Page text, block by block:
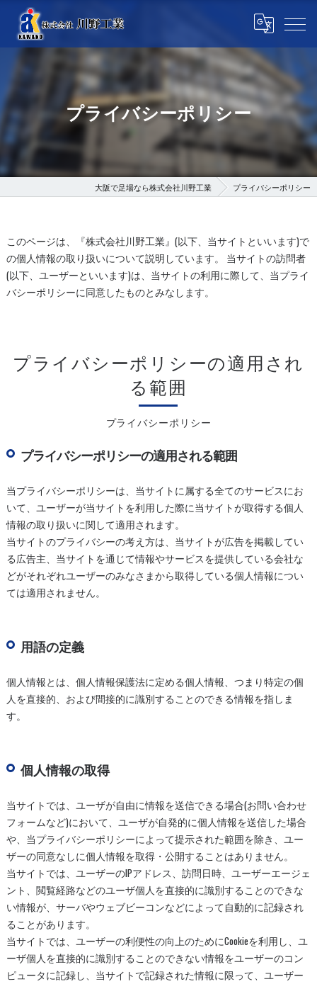
プライバシーポリシー
大阪で足場なら株式会社川野工業 プライバシーポリシー
このページは、『株式会社川野工業』(以下、当サイトといいます)で
の個人情報の取り扱いについて説明しています。 当サイトの訪問者
(以下、ユーザーといいます)は、当サイトの利用に際して、当プライ
バシーポリシーに同意したものとみなします。
プライバシーポリシー
プライバシーポリシーの適用され
る範囲
プライバシーポリシーの適用される範囲
当プライバシーポリシーは、当サイトに属する全てのサービスにお
いて、ユーザーが当サイトを利用した際に当サイトが取得する個人
情報の取り扱いに関して適用されます。
当サイトのプライバシーの考え方は、当サイトが広告を掲載してい
る広告主、当サイトを通じて情報やサービスを提供している会社な
どがそれぞれユーザーのみなさまから取得している個人情報につい
ては適用されません。
用語の定義
個人情報とは、個人情報保護法に定める個人情報、つまり特定の個
人を直接的、および間接的に識別することのできる情報を指しま
す。
個人情報の取得
当サイトでは、ユーザが自由に情報を送信できる場合(お問い合わせ
フォームなど)において、ユーザが自発的に個人情報を送信した場合
や、当プライバシーポリシーによって提示された範囲を除き、ユー
ザーの同意なしに個人情報を取得・公開することはありません。
当サイトでは、ユーザーのIPアドレス、訪問日時、ユーザーエージェ
ント、閲覧経路などのユーザ個人を直接的に識別することのできな
い情報が、サーバやウェブビーコンなどによって自動的に記録され
ることがあります。
当サイトでは、ユーザーの利便性の向上のためにCookieを利用し、ユ
ーザ個人を直接的に識別することのできない情報をユーザーのコン
ピュータに記録し、当サイトで記録された情報に限って、ユーザー